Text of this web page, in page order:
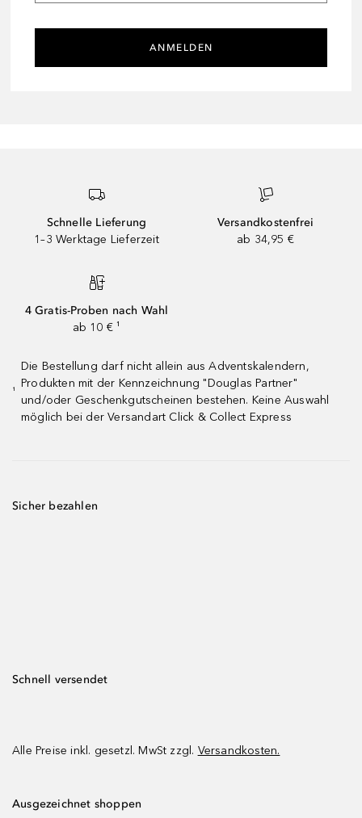
ANMELDEN
Schnelle Lieferung
1–3 Werktage Lieferzeit
Versandkostenfrei
ab 34,95 €
4 Gratis-Proben nach Wahl
ab 10 € ¹
¹
Die Bestellung darf nicht allein aus Adventskalendern,
Produkten mit der Kennzeichnung "Douglas Partner"
und/oder Geschenkgutscheinen bestehen. Keine Auswahl
möglich bei der Versandart Click & Collect Express
Sicher bezahlen
Schnell versendet
Alle Preise inkl. gesetzl. MwSt zzgl. Versandkosten.
Ausgezeichnet shoppen